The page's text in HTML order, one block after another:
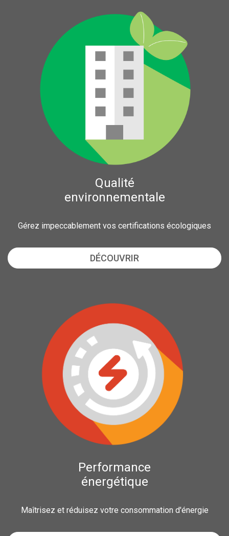
Qualité
environnementale
Gérez impeccablement vos certifications écologiques
DÉCOUVRIR
Performance
énergétique
Maîtrisez et réduisez votre consommation d'énergie